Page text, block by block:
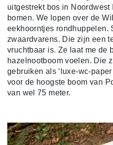
uitgestrekt bos in Noordwest
bomen. We lopen over de
eekhoorntjes rondhuppelen.
zwaardvarens. Die zijn een
vruchtbaar is. Ze laat me de
hazelnootboom voelen. Die
gebruiken als ‘luxe-wc-
voor de hoogste boom van
van wel 75 meter.